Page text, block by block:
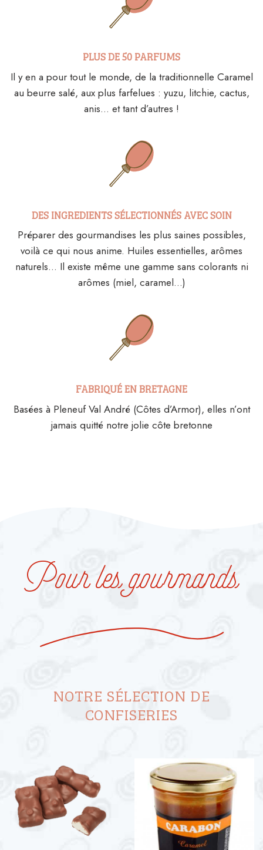
PLUS DE 50 PARFUMS
Il y en a pour tout le monde, de la traditionnelle Caramel
au beurre salé, aux plus farfelues : yuzu, litchie, cactus,
anis… et tant d’autres !
DES INGREDIENTS SÉLECTIONNÉS AVEC SOIN
Préparer des gourmandises les plus saines possibles,
voilà ce qui nous anime. Huiles essentielles, arômes
naturels… Il existe même une gamme sans colorants ni
arômes (miel, caramel…)
FABRIQUÉ EN BRETAGNE
Basées à Pleneuf Val André (Côtes d’Armor), elles n’ont
jamais quitté notre jolie côte bretonne
Pour les gourmands
NOTRE SÉLECTION DE
CONFISERIES